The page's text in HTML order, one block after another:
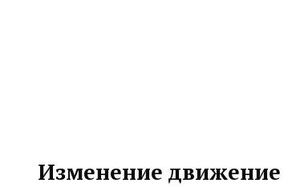
Изменение движение